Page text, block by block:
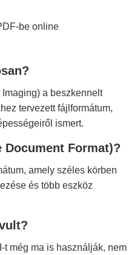
a beszkennelt
tervezett fájlformátum,
ismert.
Document Format)?
amely széles körben
és több eszköz
t még ma is használják, nem